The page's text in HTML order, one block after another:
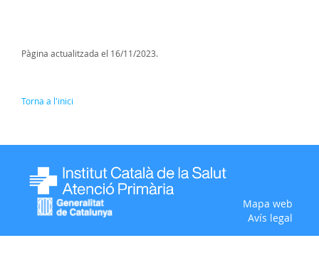
Pàgina actualitzada el 16/11/2023.
Torna a l'inici
Mapa web
Avís legal